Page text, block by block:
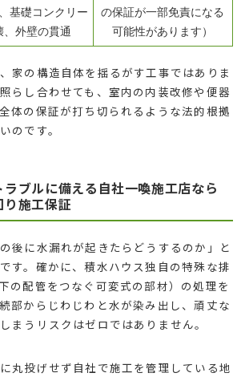
基礎コンクリー
、外壁の貫通
の保証が一部免責になる
可能性があります）
家の構造自体を揺るがす工事ではありま
らし合わせても、室内の内装改修や便器
体の保証が打ち切られるような法的根拠
のです。
ブルに備える自社一喚施工店なら
施工保証
後に水漏れが起きたらどうするのか」と
す。確かに、積水ハウス独自の特殊な排
の配管をつなぐ可変式の部材）の処理を
部からじわじわと水が染み出し、頑丈な
まうリスクはゼロではありません。
丸投げせず自社で施工を管理している地